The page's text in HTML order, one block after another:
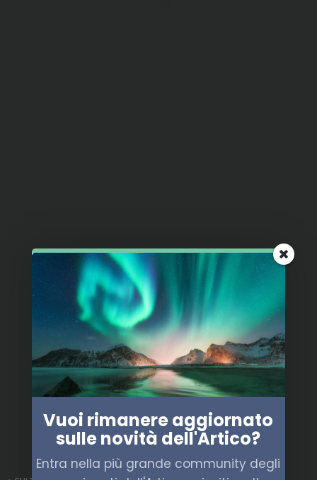
Vuoi rimanere aggiornato
sulle novità dell'Artico?
Entra nella più grande community degli